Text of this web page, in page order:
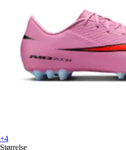
+4
Størrelse